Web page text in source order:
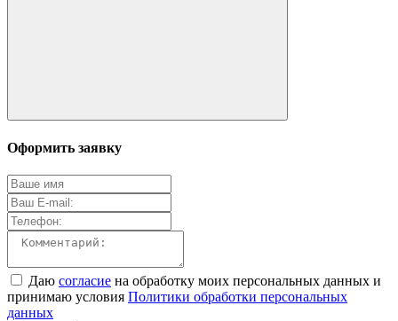
Оформить заявку
Даю согласие на обработку моих персональных данных и
принимаю условия Политики обработки персональных
данных